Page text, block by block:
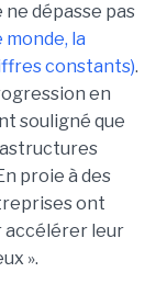
dépasse pas
monde, la
constants).
en
souligné que
proie à des
ont
accélérer leur
».